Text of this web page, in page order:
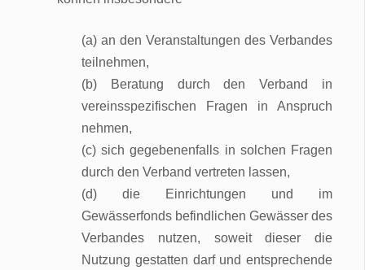
(a) an den Veranstaltungen des Verbandes
teilnehmen,
(b) Beratung durch den Verband in
vereinsspezifischen Fragen in Anspruch
nehmen,
(c) sich gegebenenfalls in solchen Fragen
durch den Verband vertreten lassen,
(d) die Einrichtungen und im
Gewässerfonds befindlichen Gewässer des
Verbandes nutzen, soweit dieser die
Nutzung gestatten darf und entsprechende